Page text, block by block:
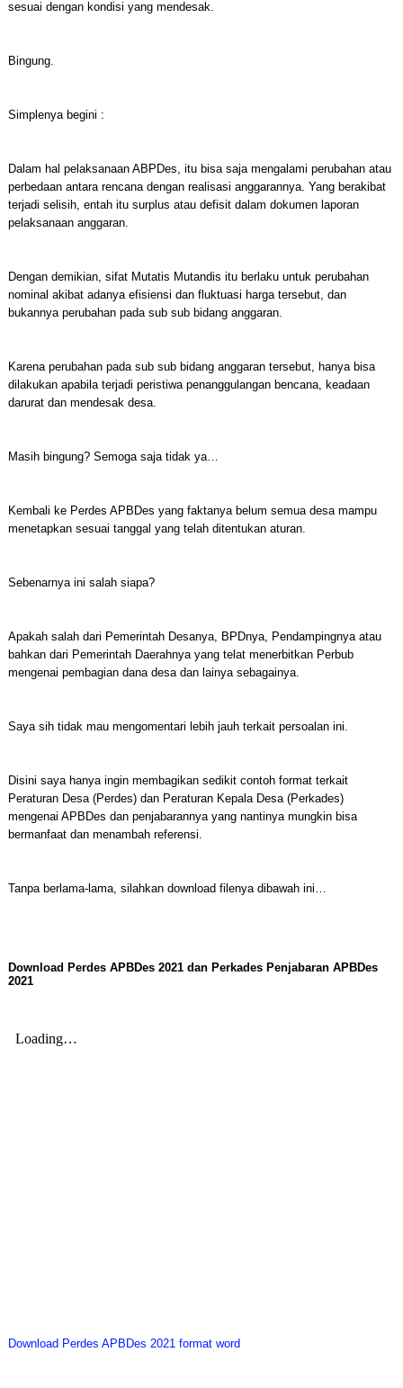
sesuai dengan kondisi yang mendesak.
Bingung.
Simplenya begini :
Dalam hal pelaksanaan ABPDes, itu bisa saja mengalami perubahan atau
perbedaan antara rencana dengan realisasi anggarannya. Yang berakibat
terjadi selisih, entah itu surplus atau defisit dalam dokumen laporan
pelaksanaan anggaran.
Dengan demikian, sifat Mutatis Mutandis itu berlaku untuk perubahan
nominal akibat adanya efisiensi dan fluktuasi harga tersebut, dan
bukannya perubahan pada sub sub bidang anggaran.
Karena perubahan pada sub sub bidang anggaran tersebut, hanya bisa
dilakukan apabila terjadi peristiwa penanggulangan bencana, keadaan
darurat dan mendesak desa.
Masih bingung? Semoga saja tidak ya…
Kembali ke Perdes APBDes yang faktanya belum semua desa mampu
menetapkan sesuai tanggal yang telah ditentukan aturan.
Sebenarnya ini salah siapa?
Apakah salah dari Pemerintah Desanya, BPDnya, Pendampingnya atau
bahkan dari Pemerintah Daerahnya yang telat menerbitkan Perbub
mengenai pembagian dana desa dan lainya sebagainya.
Saya sih tidak mau mengomentari lebih jauh terkait persoalan ini.
Disini saya hanya ingin membagikan sedikit contoh format terkait
Peraturan Desa (Perdes) dan Peraturan Kepala Desa (Perkades)
mengenai APBDes dan penjabarannya yang nantinya mungkin bisa
bermanfaat dan menambah referensi.
Tanpa berlama-lama, silahkan download filenya dibawah ini…
Download Perdes APBDes 2021 dan Perkades Penjabaran APBDes
2021
Download Perdes APBDes 2021 format word